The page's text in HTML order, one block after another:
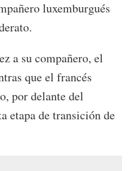
luxemburgués
a su compañero, el
que el francés
por delante del
etapa de transición de